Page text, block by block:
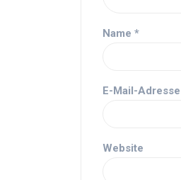
Name *
E-Mail-Adresse
Website